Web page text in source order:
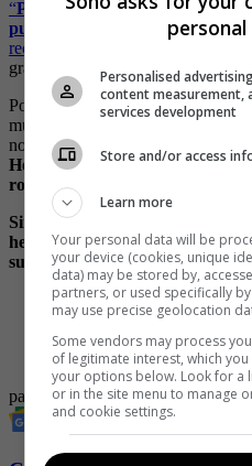
“Pudimos reducir a los
pudimos capturarlos
, y así
recuperados a la propietaria”
gracias a Dios por permitirle
Por su parte, los sujetos señalados
mujer en Barranquilla fueron
nombres de
Hernández. A su vez el celular
robo.
Sin duda la comunidad
hecho de que se hubiera
sujetos en moto le intentaron
-Los reveladores chats en
parte de sus superiores
-Joven patrullera se quita la
Bogotá luego de reunión
patrulleraBarranquillaRobo
Personalised
content measurement,
services development
Store and/or access
Learn more
Your personal data will be
your device (cookies, unique
data) may be stored by,
partners, or used specifically
may use precise geolocation
Some vendors may process
of legitimate interest, which
your options below. Look for a
or in the site menu to manage
and cookie settings.